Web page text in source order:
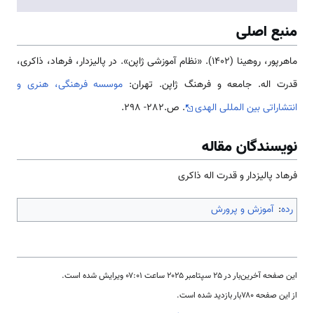
منبع اصلی
ماهرپور، روهینا (1402). «نظام آموزشی ژاپن». در پالیزدار، فرهاد، ذاکری،
قدرت اله. جامعه و فرهنگ ژاپن. تهران: موسسه فرهنگی، هنری و
انتشاراتی بین المللی الهدی
. ص.282- 298.
نویسندگان مقاله
فرهاد پالیزدار و قدرت اله ذاکری
رده: آموزش و پرورش
این صفحه آخرین‌بار در ‏۲۵ سپتامبر ۲۰۲۵ ساعت ‏۰۷:۰۱ ویرایش شده است.
از این صفحه ۷۸۰بار بازدید شده است.